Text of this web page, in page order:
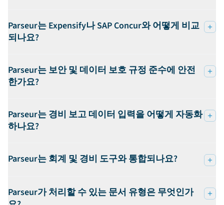
Parseur는 Expensify나 SAP Concur와 어떻게 비교
되나요?
Parseur는 보안 및 데이터 보호 규정 준수에 안전
한가요?
Parseur는 경비 보고 데이터 입력을 어떻게 자동화
하나요?
Parseur는 회계 및 경비 도구와 통합되나요?
Parseur가 처리할 수 있는 문서 유형은 무엇인가